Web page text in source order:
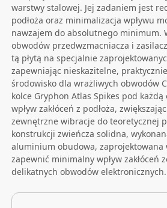
warstwy stalowej. Jej zadaniem jest
podłoża oraz minimalizacja wpływu
nawzajem do absolutnego minimum.
obwodów przedwzmacniacza i
tą płytą na specjalnie
zapewniając nieskazitelne,
środowisko dla wrażliwych obwodów
kolce Gryphon Atlas Spikes pod
wpływ zakłóceń z podłoża,
zewnętrzne wibracje do teoretycznej
konstrukcji zwieńcza solidna,
aluminium obudowa, zaprojektowana
zapewnić minimalny wpływ zakłóceń
delikatnych obwodów elektronicznych.